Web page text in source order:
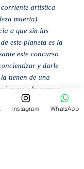
artística
muerta)
a que sin las
este planeta es la
este concurso
y darle
tienen de una
como ofrecernos
plataforma
ideas por
Instagram WhatsApp